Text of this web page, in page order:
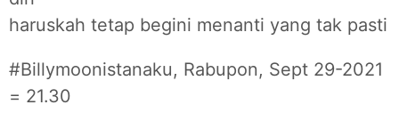
haruskah tetap begini menanti yang tak pasti
#Billymoonistanaku, Rabupon, Sept 29-2021
= 21.30